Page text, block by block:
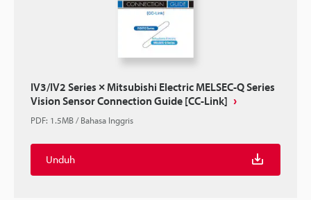
IV3/IV2 Series × Mitsubishi Electric MELSEC-Q Series
Vision Sensor Connection Guide [CC-Link]
PDF: 1.5MB/Bahasa Inggris
Unduh